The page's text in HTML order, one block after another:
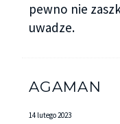
pewno nie
uwadze.
AGAMAN
14 lutego 2023